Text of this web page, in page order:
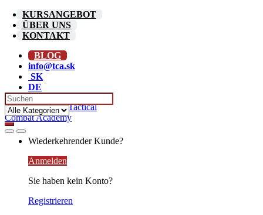
Skip
navigation
Skip
content
KURSANGEBOT
ÜBER UNS
KONTAKT
BLOG
info@tca.sk
SK
DE
Search
for:
Wiederkehrender Kunde?
Anmelden
Sie haben kein Konto?
Registrieren